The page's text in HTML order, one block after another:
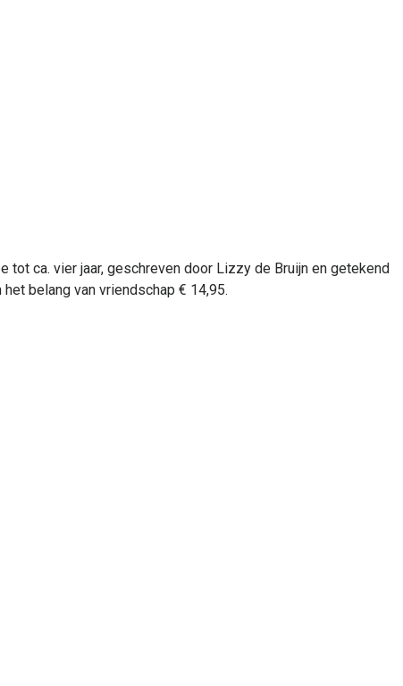
ca. vier jaar, geschreven door Lizzy de Bruijn en getekend
belang van vriendschap € 14,95.